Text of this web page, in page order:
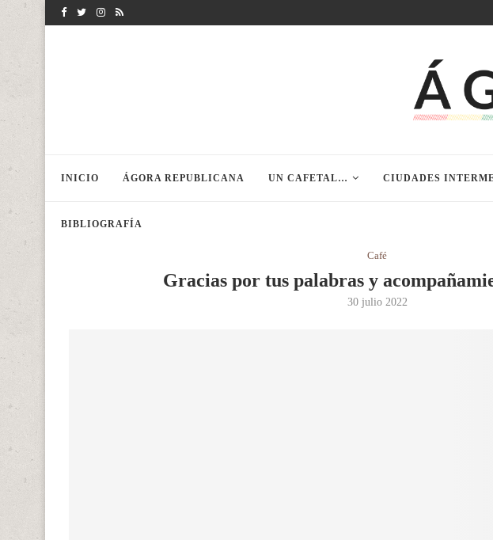
INICIO ÁGORA REPUBLICANA UN CAFETAL… CIUDADES
BIBLIOGRAFÍA
Café
Gracias por tus palabras y
30 julio 2022